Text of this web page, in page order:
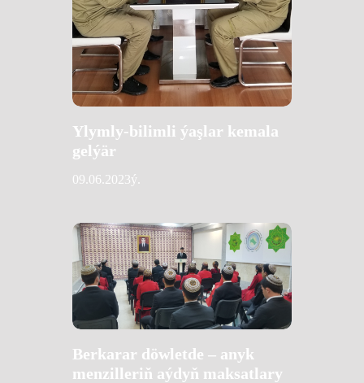
Ylymly-bilimli ýaşlar kemala
gelýär
09.06.2023ý.
Berkarar döwletde – anyk
menzilleriň aýdyň maksatlary